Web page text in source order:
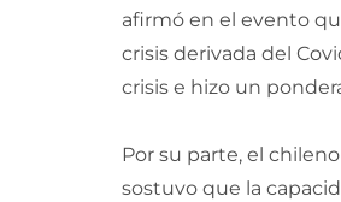
afirmó en el evento
crisis derivada del
crisis e hizo un
Por su parte, el
sostuvo que la